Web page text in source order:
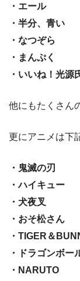
・エール
・半分、青い
・なつぞら
・まんぷく
・いいね！光源
他にもたくさん
更にアニメは下
・鬼滅の刃
・ハイキュー
・犬夜叉
・おそ松さん
・TIGER＆
・ドラゴンボー
・NARUTO